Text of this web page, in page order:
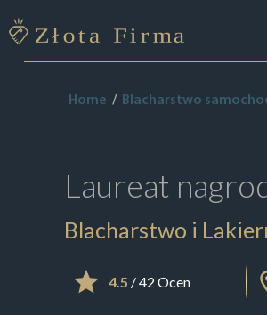
Home Blacharstwo
Laureat
Blacharstwo i
4.5 / 42 Ocen